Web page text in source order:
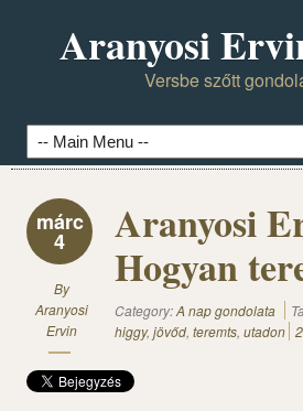
Aranyosi
Versbe szőtt
márc
4
By
Aranyosi
Ervin
Aranyosi
Hogyan
Category:A nap gondolata
higgy, jövőd, teremts, utadon